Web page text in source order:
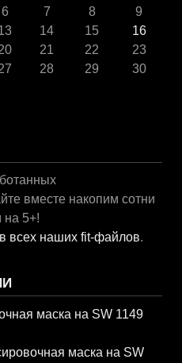
6 7 8
9
14 15
16
21 22
23
28 29 30
вместе накопим сотни
на 5+!
всех наших fit-файлов.
маска на SW 1149
маска на SW